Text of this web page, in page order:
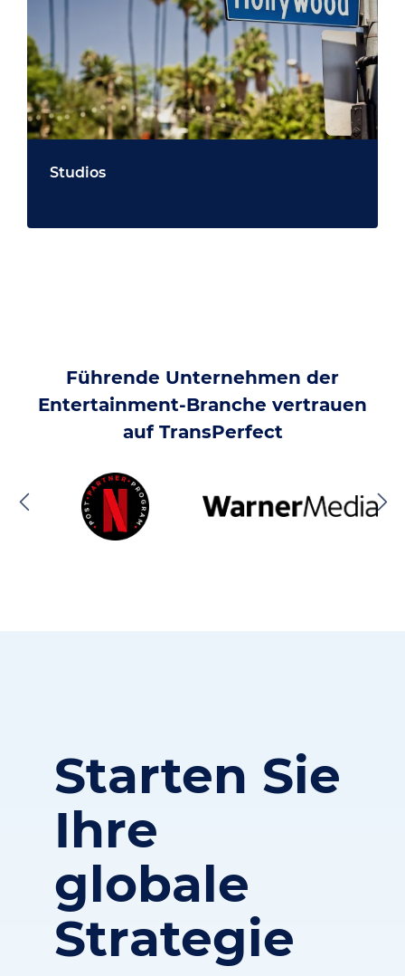
Studios
Führende Unternehmen der
Entertainment-Branche vertrauen
auf TransPerfect
Starten Sie
Ihre
globale
Strategie